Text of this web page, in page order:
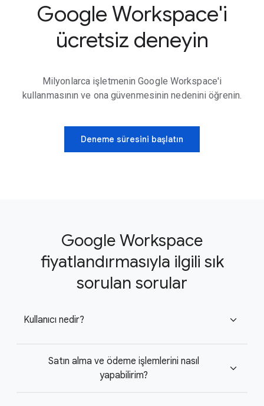
Google Workspace'i
ücretsiz deneyin
Milyonlarca işletmenin Google Workspace'i
kullanmasının ve ona güvenmesinin nedenini öğrenin.
Deneme süresini başlatın
Google Workspace
fiyatlandırmasıyla ilgili sık
sorulan sorular
Kullanıcı nedir? expand_more
Satın alma ve ödeme işlemlerini nasıl
yapabilirim?
expand_more